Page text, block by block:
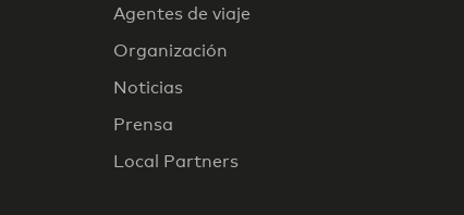
Agentes de viaje
Organización
Noticias
Prensa
Local Partners